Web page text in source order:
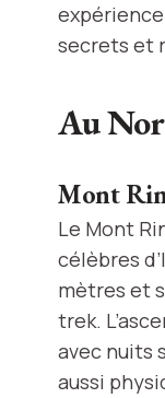
secrets et
Au
Mont
Le Mont
célèbres
mètres et
trek.
avec nuits
aussi